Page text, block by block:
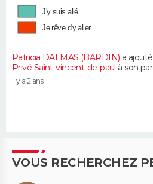
J'y suis allé
Je rêve d'y aller
Patricia DALMAS (BARDIN) a ajouté
Privé Saint-vincent-de-paul à son
il y a 2 ans
VOUS RECHERCHEZ